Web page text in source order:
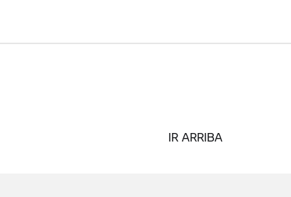
IR ARRIBA